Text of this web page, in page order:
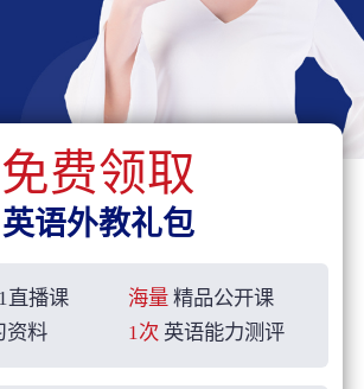
免费领取
英语外教礼包
直播课 海量 精品公开课
资料 1次 英语能力测评